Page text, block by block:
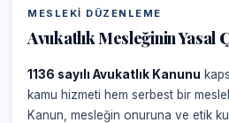
MESLEKI DÜZENLEME
Avukatlık Mesleğinin Yasal
1136 sayılı Avukatlık Kanunu
kamu hizmeti hem serbest bir
Kanun, mesleğin onuruna ve etik